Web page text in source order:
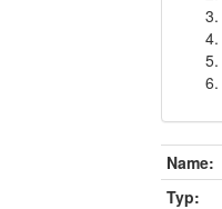
Name:
Typ: